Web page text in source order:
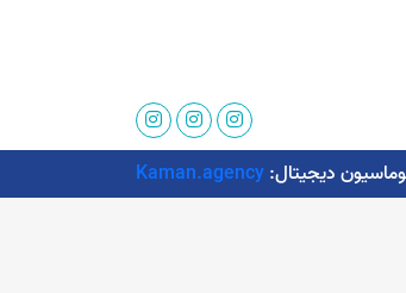
Kaman.agency